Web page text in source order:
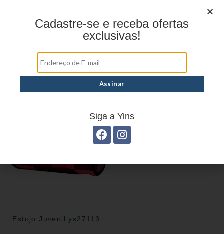
Estojo Juvenil YS27109 Estojo Juvenil YS41027
Estojo Juvenil ys27113
Estojo Juvenil YS27101
Cadastre-se e receba ofertas
exclusivas!
Siga a Yins